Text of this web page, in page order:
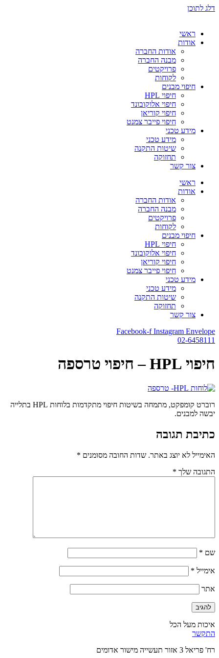
דלג לתוכן
ראשי
אודות
אודות החברה
מבנה החברה
פרויקטים
לקוחות
חיפוי מבנים
חיפוי HPL
חיפוי אלוקובונד
חיפוי קוריאן
חיפוי פייבר צמנט
מידע טכני
מידע טכני
שיטות התקנה
תחזוקה
צור קשר
ראשי
אודות
אודות החברה
מבנה החברה
פרויקטים
לקוחות
חיפוי מבנים
חיפוי HPL
חיפוי אלוקובונד
חיפוי קוריאן
חיפוי פייבר צמנט
מידע טכני
מידע טכני
שיטות התקנה
תחזוקה
צור קשר
Facebook-f Instagram Envelope
02-6458111
חיפוי HPL – חיפוי טרספה
רוברט קומפקט, מתמחה בשיטות חיפוי מתקדמות בלוחות HPL בתלייה
יבשה למבנים.
כתיבת תגובה
האימייל לא יוצג באתר. שדות החובה מסומנים *
התגובה שלך *
שם *
אימייל *
אתר
איכות מעל הכל
התקשר
רח' פריאל 3 אזור תעשייה מישור אדומים